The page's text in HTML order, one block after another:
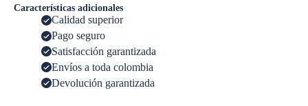
Características adicionales
Calidad superior
Pago seguro
Satisfacción garantizada
Envíos a toda colombia
Devolución garantizada